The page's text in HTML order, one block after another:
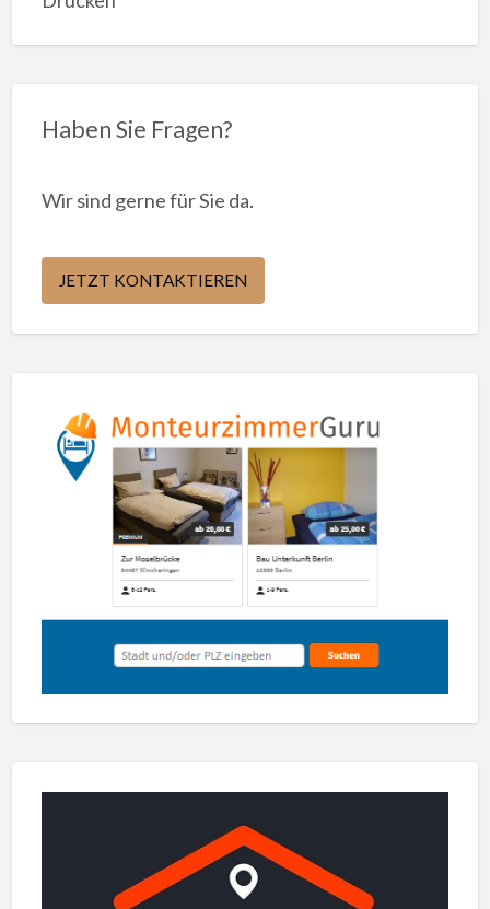
Haben Sie Fragen?
Wir sind gerne für Sie da.
JETZT KONTAKTIEREN